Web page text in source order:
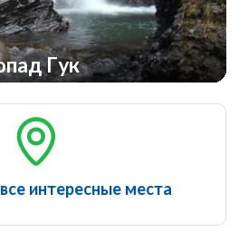
Гук
интересные места